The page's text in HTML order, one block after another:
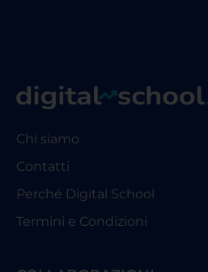
Chi siamo
Contatti
Perché Digital School
Termini e Condizioni